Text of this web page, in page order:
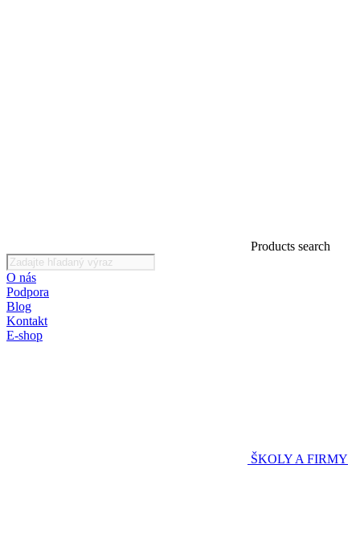
Products search
O nás
Podpora
Blog
Kontakt
E-shop
ŠKOLY A FIRMY